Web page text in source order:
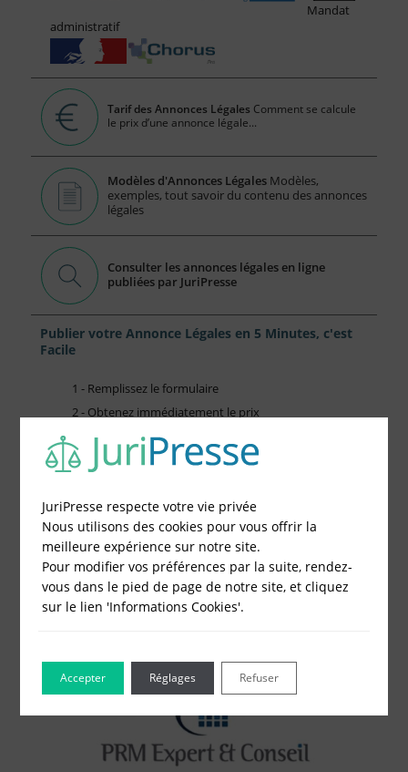
Mandat
administratif
Tarif des Annonces Légales Comment se calcule
le prix d’une annonce légale...
Modèles d'Annonces Légales Modèles,
exemples, tout savoir du contenu des annonces
légales
Consulter les annonces légales en ligne
publiées par JuriPresse
Publier votre Annonce Légales en 5 Minutes, c'est
Facile
1 - Remplissez le formulaire
2 - Obtenez immédiatement le prix
3 - Réglez et recevez par mail votre attestation
Constitution de société
Modification de société
Fonds de Commerce
Cessation d'activité
JuriPresse respecte votre vie privée
Nous utilisons des cookies pour vous offrir la
meilleure expérience sur notre site.
Pour modifier vos préférences par la suite, rendez-
vous dans le pied de page de notre site, et cliquez
sur le lien 'Informations Cookies'.
Accepter Refuser
Réglages